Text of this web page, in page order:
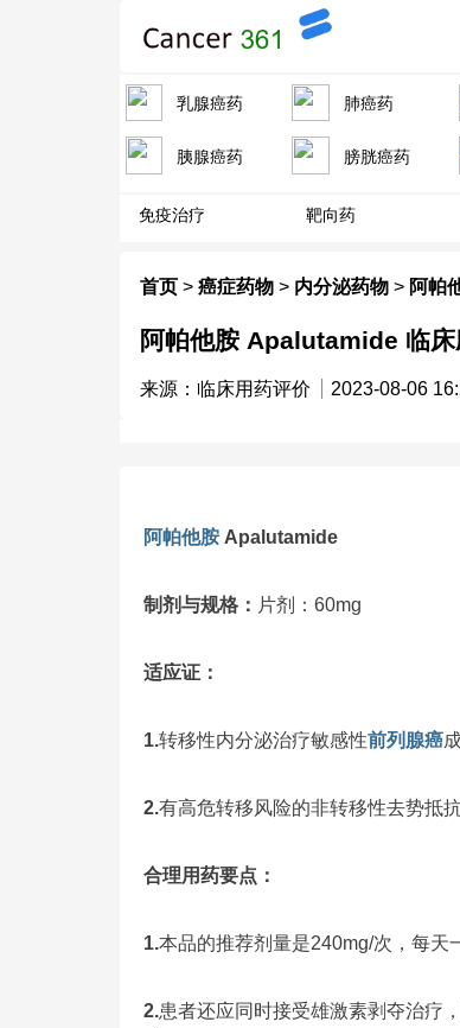
乳腺癌药 肺癌药
胰腺癌药 膀胱癌药
免疫治疗 靶向药
首页> 癌症药物> 内分泌药物> 阿帕
阿帕他胺 Apalutamide 临
来源：临床用药评价 2023-08-06
阿帕他胺Apalutamide
制剂与规格： 片剂：60mg
适应证：
1.转移性内分泌治疗敏感性前列腺癌
2.有高危转移风险的非转移性去势抵
合理用药要点：
1.本品的推荐剂量是240mg/次，每天
2.患者还应同时接受雄激素剥夺治疗